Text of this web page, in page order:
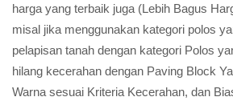
harga yang terbaik juga (Lebih Bagus
misal jika menggunakan kategori polos
pelapisan tanah dengan kategori Polos
hilang kecerahan dengan Paving Block
Warna sesuai Kriteria Kecerahan, dan